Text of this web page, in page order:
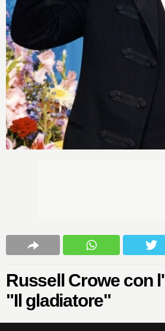
Russell Crowe con
"Il gladiatore"